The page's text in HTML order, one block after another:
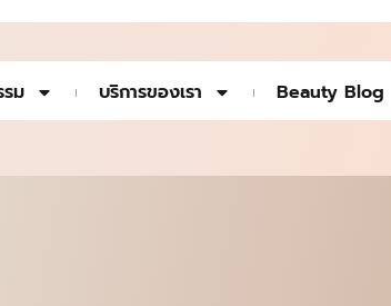
ม บริการของเรา Beauty Blog